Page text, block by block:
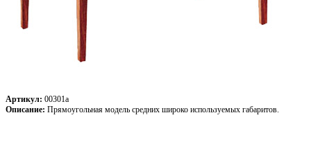
Артикул: 00301a
Описание: Прямоугольная модель средних широко используемых габаритов.